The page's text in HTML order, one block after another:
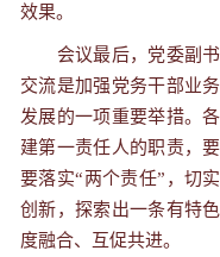
效果。
会议最后，党委副书
交流是加强党务干部业
发展的一项重要举措。
建第一责任人的职责，
要落实“两个责任”，切
创新，探索出一条有特
度融合、互促共进。